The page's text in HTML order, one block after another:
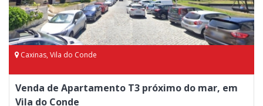
Caxinas, Vila do Conde
Venda de Apartamento T3 próximo do mar, em
Vila do Conde